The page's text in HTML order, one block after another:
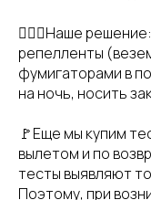
🙋🏼‍♀️Наше
репелленты
фумигаторами в
на ночь, носить
🚩Еще мы купим
вылетом и по
тесты выявляют
Поэтому, при